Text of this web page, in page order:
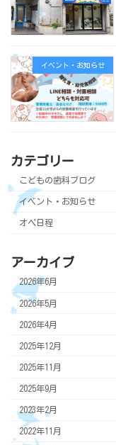
イベント・お知らせ
カテゴリー
こどもの歯科ブログ
イベント・お知らせ
オペ日程
アーカイブ
2026年6月
2026年5月
2026年4月
2025年12月
2025年11月
2025年9月
2023年2月
2022年11月